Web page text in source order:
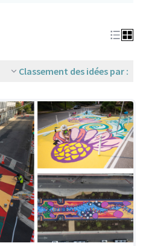
Classement des idées par :